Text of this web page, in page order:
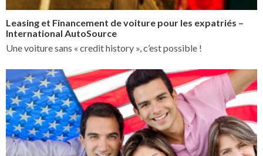
Leasing et Financement de voiture pour les expatriés –
International AutoSource
Une voiture sans « credit history », c’est possible !